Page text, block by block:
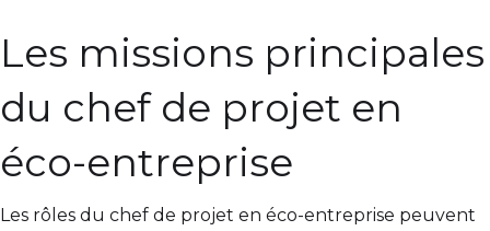
Les missions principales
du chef de projet en
éco-entreprise
Les rôles du chef de projet en éco-entreprise peuvent